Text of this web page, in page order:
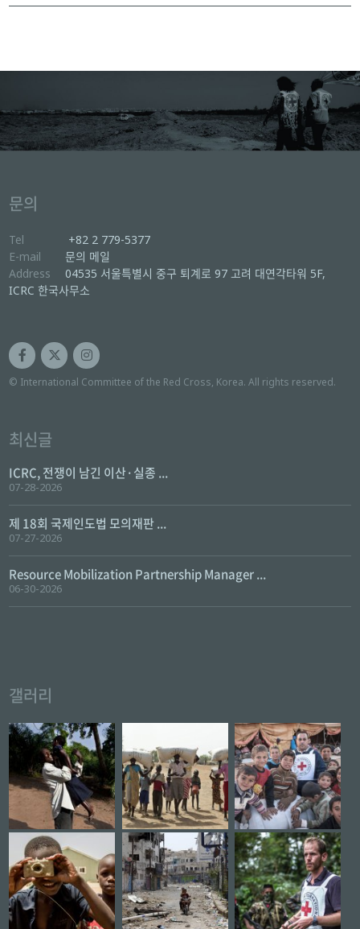
문의
Tel
+82 2 779-5377
E-mail
문의 메일
Address
04535 서울특별시 중구 퇴계로 97 고려 대연각타워 5F,
ICRC 한국사무소
© International Committee of the Red Cross, Korea. All rights reserved.
최신글
ICRC, 전쟁이 남긴 이산·실종 ...
07-28-2026
제 18회 국제인도법 모의재판 ...
07-27-2026
Resource Mobilization Partnership Manager ...
06-30-2026
갤러리